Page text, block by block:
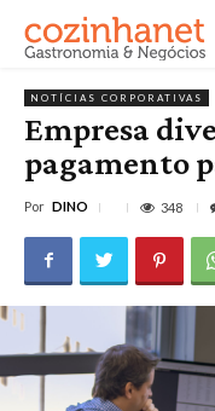
NOTÍCIAS CORPORATIVAS
Empresa
pagamento
Por DINO 348